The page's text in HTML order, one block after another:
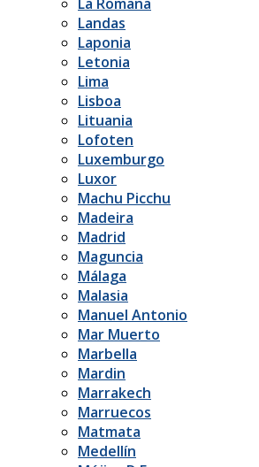
Landas
Laponia
Letonia
Lima
Lisboa
Lituania
Lofoten
Luxemburgo
Luxor
Machu Picchu
Madeira
Madrid
Maguncia
Málaga
Malasia
Manuel Antonio
Mar Muerto
Marbella
Mardin
Marrakech
Marruecos
Matmata
Medellín